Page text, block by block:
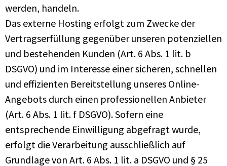
werden, handeln.
Das externe Hosting erfolgt zum Zwecke der
Vertragserfüllung gegenüber unseren potenziellen
und bestehenden Kunden (Art. 6 Abs. 1 lit. b
DSGVO) und im Interesse einer sicheren, schnellen
und effizienten Bereitstellung unseres Online-
Angebots durch einen professionellen Anbieter
(Art. 6 Abs. 1 lit. f DSGVO). Sofern eine
entsprechende Einwilligung abgefragt wurde,
erfolgt die Verarbeitung ausschließlich auf
Grundlage von Art. 6 Abs. 1 lit. a DSGVO und § 25